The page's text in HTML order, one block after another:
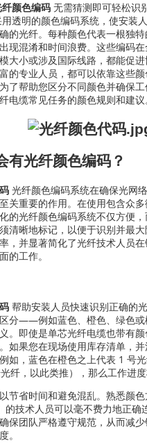
颜色编码无需猜测即可轻松识
透明的颜色编码系统，使安装
的光纤。每种颜色代表一根独
现混淆和时间浪费。这些编码在
大小或涉及国际线路，都能促
的专业人员，都可以依靠这些
了帮助您区分不同颜色并确保
电缆常见任务的颜色规则和建议
有光纤颜色编码？
光纤颜色编码系统在确保光网
关重要的作用。在使用包含众
的光纤颜色编码系统不仅方便
清晰地标记，以便于识别并最大
，并显著简化了光纤技术人员
的工作。
帮助安装人员快速识别正确的
分——例如蓝色、橙色、绿色
。即使是单芯光纤电缆也带有
如果您在现场使用库存清单，
如，蓝色在橙色之上代表 1 号
纤，以此类推），那么工作进度
节省时间和避免混乱。熟悉颜
的技术人员可以毫不费力地正确
保团队严格遵守规范，从而减
。